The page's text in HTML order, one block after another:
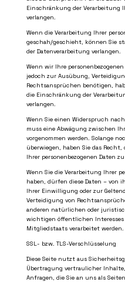
Einschränkung der Verarbeitung
verlangen.
Wenn die Verarbeitung Ihrer
geschah/geschieht, können Sie
der Datenverarbeitung verlangen.
Wenn wir Ihre
jedoch zur Ausübung,
Rechtsansprüchen benötigen,
die Einschränkung der
verlangen.
Wenn Sie einen Widerspruch nach
muss eine Abwägung zwischen
vorgenommen werden. Solange
überwiegen, haben Sie das
Ihrer personenbezogenen Daten zu
Wenn Sie die Verarbeitung Ihrer
haben, dürfen diese Daten – von
Ihrer Einwilligung oder zur
Verteidigung von
anderen natürlichen oder
wichtigen öffentlichen Interesses
Mitgliedstaats verarbeitet werden.
SSL- bzw. TLS-Verschlüsselung
Diese Seite nutzt aus
Übertragung vertraulicher
Anfragen, die Sie an uns als